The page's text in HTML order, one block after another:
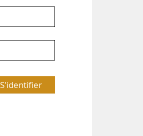
S'identifier